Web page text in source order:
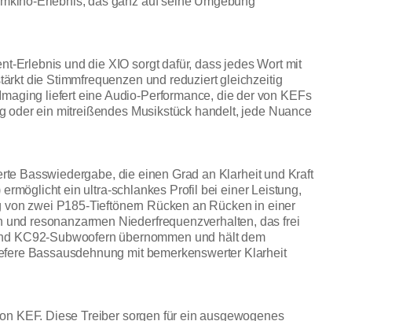
Erlebnis und die XIO sorgt dafür, dass jedes Wort mit
die Stimmfrequenzen und reduziert gleichzeitig
liefert eine Audio-Performance, die der von KEFs
oder ein mitreißendes Musikstück handelt, jede Nuance
Basswiedergabe, die einen Grad an Klarheit und Kraft
ein ultra-schlankes Profil bei einer Leistung,
zwei P185-Tieftönern Rücken an Rücken in einer
resonanzarmen Niederfrequenzverhalten, das frei
KC92-Subwoofern übernommen und hält dem
Bassausdehnung mit bemerkenswerter Klarheit
KEF. Diese Treiber sorgen für ein ausgewogenes